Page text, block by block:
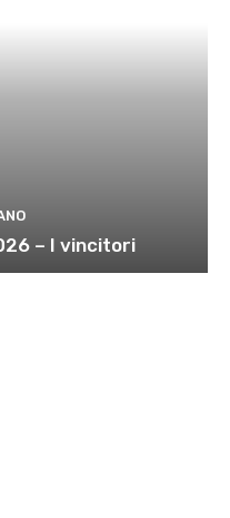
– I vincitori